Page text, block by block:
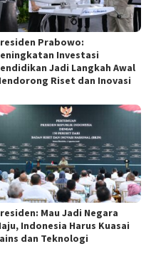
Prabowo:
Investasi
Jadi Langkah Awal
Riset dan Inovasi
Mau Jadi Negara
Indonesia Harus Kuasai
dan Teknologi